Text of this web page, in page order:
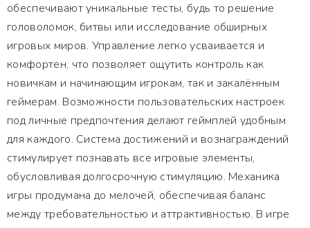
обеспечивают уникальные тесты, будь то решение
головоломок, битвы или исследование обширных
игровых миров. Управление легко усваивается и
комфортен, что позволяет ощутить контроль как
новичкам и начинающим игрокам, так и закалённым
геймерам. Возможности пользовательских настроек
под личные предпочтения делают геймплей удобным
для каждого. Система достижений и вознаграждений
стимулирует познавать все игровые элементы,
обусловливая долгосрочную стимуляцию. Механика
игры продумана до мелочей, обеспечивая баланс
между требовательностью и аттрактивностью. В игре